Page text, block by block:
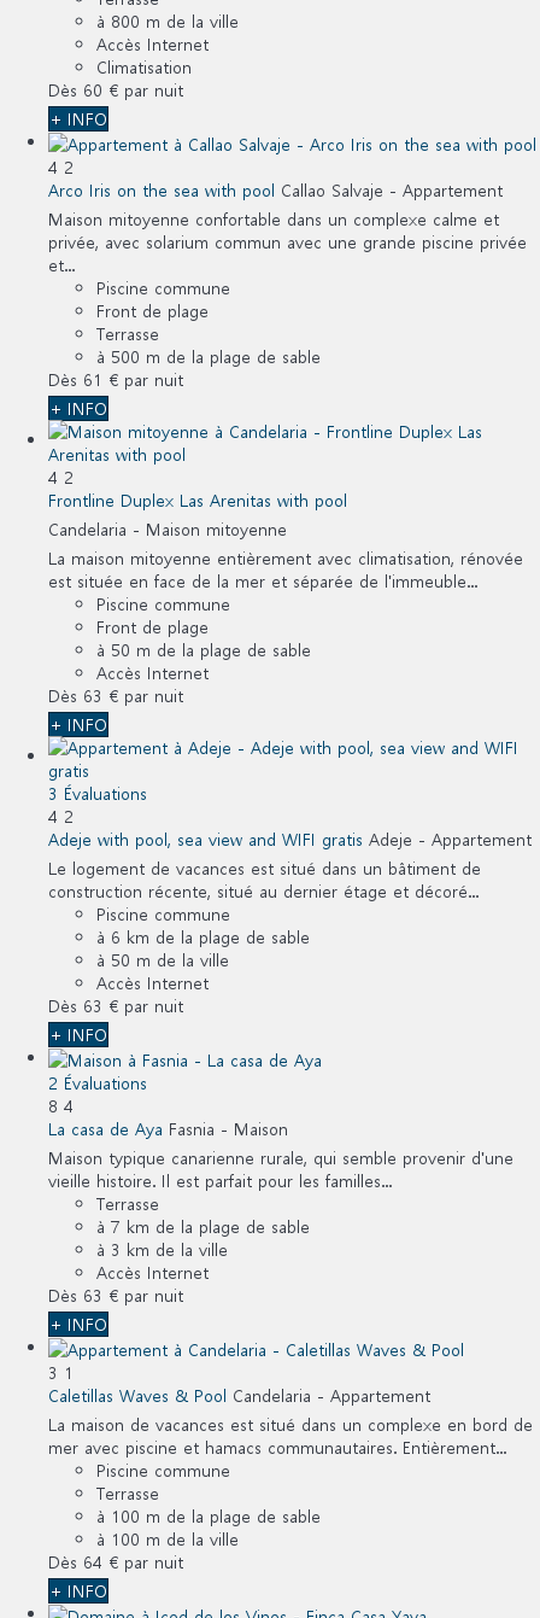
à 800 m de la ville
Accès Internet
Climatisation
Dès 60 € par nuit
+ INFO
4 2
Arco Iris on the sea with pool Callao Salvaje - Appartement
Maison mitoyenne confortable dans un complexe calme et
privée, avec solarium commun avec une grande piscine privée
et...
Piscine commune
Front de plage
Terrasse
à 500 m de la plage de sable
Dès 61 € par nuit
+ INFO
4 2
Frontline Duplex Las Arenitas with pool
Candelaria - Maison mitoyenne
La maison mitoyenne entièrement avec climatisation, rénovée
est située en face de la mer et séparée de l'immeuble...
Piscine commune
Front de plage
à 50 m de la plage de sable
Accès Internet
Dès 63 € par nuit
+ INFO
3 Évaluations
4 2
Adeje with pool, sea view and WIFI gratis Adeje - Appartement
Le logement de vacances est situé dans un bâtiment de
construction récente, situé au dernier étage et décoré...
Piscine commune
à 6 km de la plage de sable
à 50 m de la ville
Accès Internet
Dès 63 € par nuit
+ INFO
2 Évaluations
8 4
La casa de Aya Fasnia - Maison
Maison typique canarienne rurale, qui semble provenir d'une
vieille histoire. Il est parfait pour les familles...
Terrasse
à 7 km de la plage de sable
à 3 km de la ville
Accès Internet
Dès 63 € par nuit
+ INFO
3 1
Caletillas Waves & Pool Candelaria - Appartement
La maison de vacances est situé dans un complexe en bord de
mer avec piscine et hamacs communautaires. Entièrement...
Piscine commune
Terrasse
à 100 m de la plage de sable
à 100 m de la ville
Dès 64 € par nuit
+ INFO